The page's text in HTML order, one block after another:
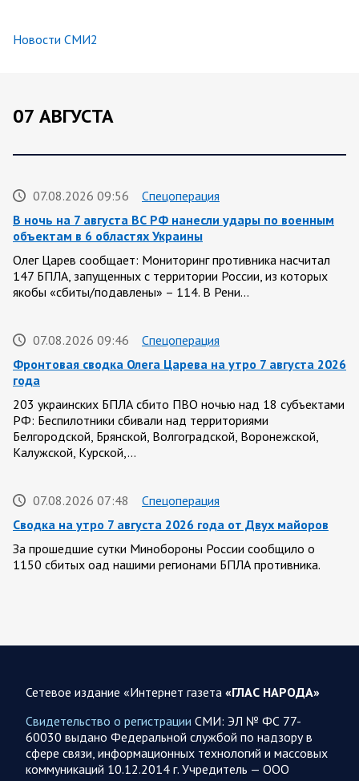
Новости СМИ2
07 АВГУСТА
07.08.2026 09:56
Спецоперация
В ночь на 7 августа ВС РФ нанесли удары по военным
объектам в 6 областях Украины
Олег Царев сообщает: Мониторинг противника насчитал
147 БПЛА, запущенных с территории России, из которых
якобы «сбиты/подавлены» – 114. В Рени…
07.08.2026 09:46
Спецоперация
Фронтовая сводка Олега Царева на утро 7 августа 2026
года
203 украинских БПЛА сбито ПВО ночью над 18 субъектами
РФ: Беспилотники сбивали над территориями
Белгородской, Брянской, Волгоградской, Воронежской,
Калужской, Курской,…
07.08.2026 07:48
Спецоперация
Сводка на утро 7 августа 2026 года от Двух майоров
За прошедшие сутки Минобороны России сообщило о
1150 сбитых оад нашими регионами БПЛА противника.
За прошедшие сутки армия трусов и убийц, будучи не в
гражданское население Брянской,…
07.08.2026 06:42 Курская область
Сетевое издание «Интернет газета «ГЛАС НАРОДА»
Свидетельство о регистрации СМИ: ЭЛ № ФС 77-
60030 выдано Федеральной службой по надзору в
сфере связи, информационных технологий и массовых
коммуникаций 10.12.2014 г. Учредитель — ООО